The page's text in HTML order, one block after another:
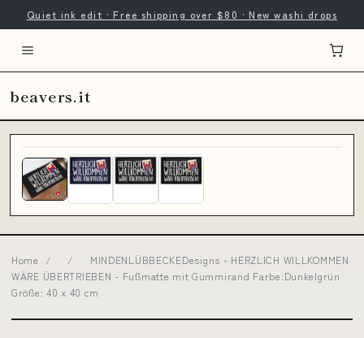
Quiet ink edit · Free shipping over $80 · New washi drops
beavers.it
Home / /
MINDENLÜBBECKEDesigns - HERZLICH WILLKOMMEN
WÄRE ÜBERTRIEBEN - Fußmatte mit Gummirand Farbe:Dunkelgrün
Größe: 40 x 40 cm